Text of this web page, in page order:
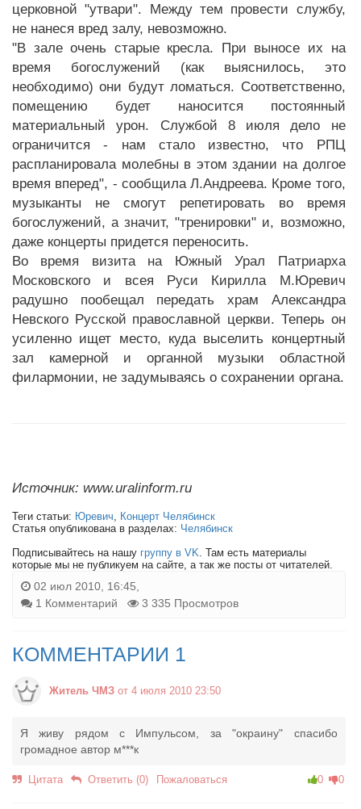
церковной "утвари". Между тем провести службу,
не нанеся вред залу, невозможно.
"В зале очень старые кресла. При выносе их на
время богослужений (как выяснилось, это
необходимо) они будут ломаться. Соответственно,
помещению будет наносится постоянный
материальный урон. Службой 8 июля дело не
ограничится - нам стало известно, что РПЦ
распланировала молебны в этом здании на долгое
время вперед", - сообщила Л.Андреева. Кроме того,
музыканты не смогут репетировать во время
богослужений, а значит, "тренировки" и, возможно,
даже концерты придется переносить.
Во время визита на Южный Урал Патриарха
Московского и всея Руси Кирилла М.Юревич
радушно пообещал передать храм Александра
Невского Русской православной церкви. Теперь он
усиленно ищет место, куда выселить концертный
зал камерной и органной музыки областной
филармонии, не задумываясь о сохранении органа.
Источник: www.uralinform.ru
Теги статьи: Юревич, Концерт Челябинск
Статья опубликована в разделах: Челябинск
Подписывайтесь на нашу группу в VK. Там есть материалы
которые мы не публикуем на сайте, а так же посты от читателей.
02 июл 2010, 16:45,
1 Комментарий
3 335 Просмотров
КОММЕНТАРИИ 1
Житель ЧМЗ от 4 июля 2010 23:50
Я живу рядом с Импульсом, за "окраину" спасибо
громадное автор м***к
Цитата Ответить (0) Пожаловаться 0 0